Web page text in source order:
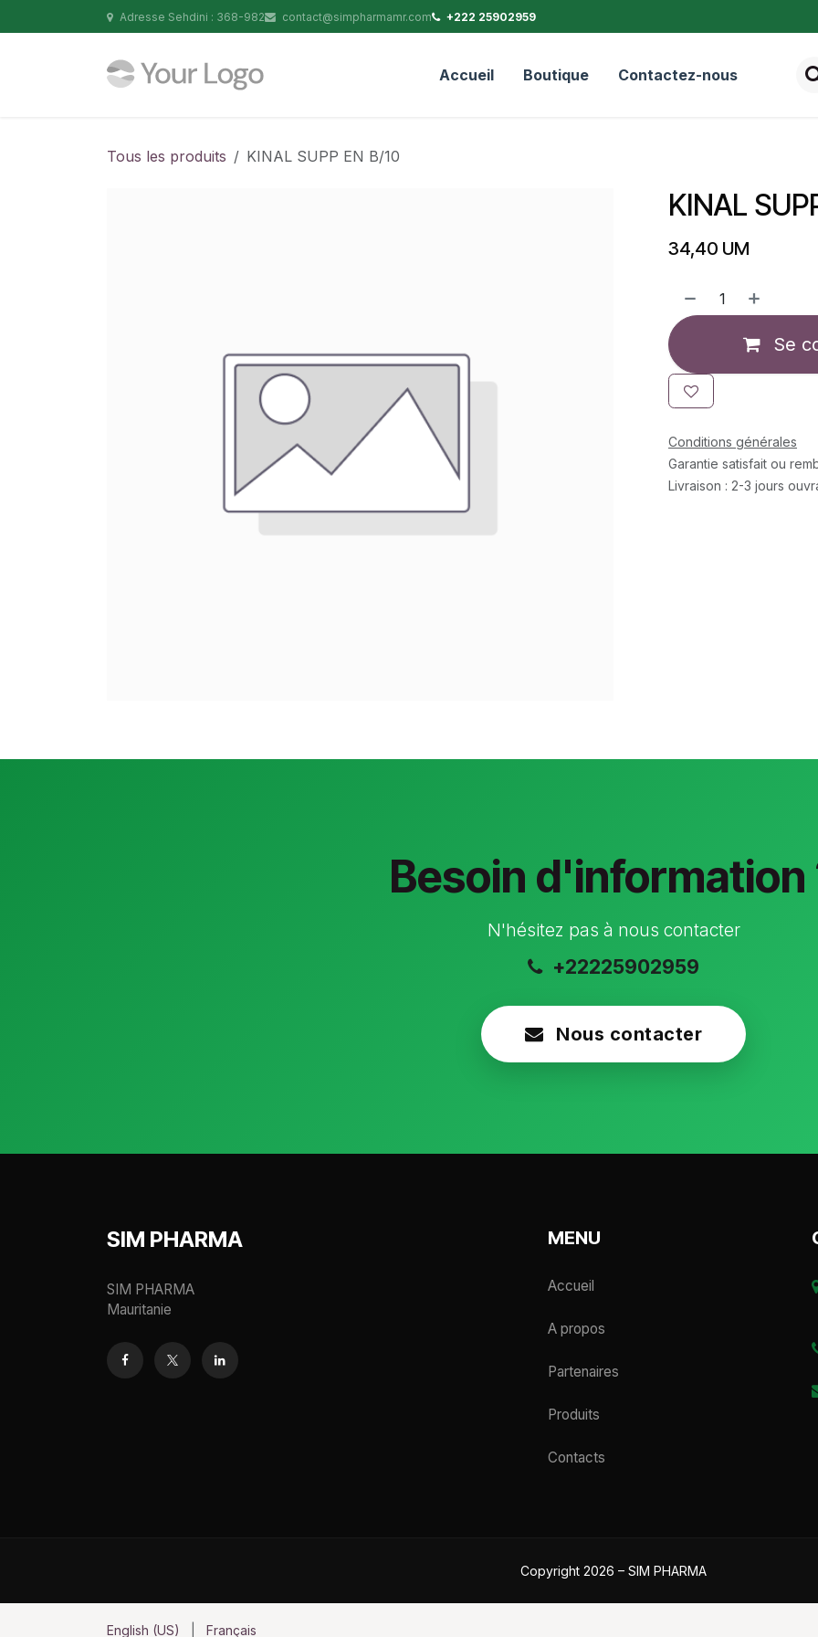
Se rendre au contenuAdresse Sehdini : 368-982 contact@simpharmamr.com +222 25902959
Accueil Boutique Contactez-nous
Tous les produits KINAL SUPP EN B/10
KINAL
34,40 UM
Se
Conditions générales
Garantie satisfait ou
Livraison : 2-3 jours
Besoin d'information
N'hésitez pas à nous contacter
+22225902959
Nous contacter
SIM PHARMA
SIM PHARMA
Mauritanie
MENU
Accueil
A propos
Partenaires
Produits
Contacts
Copyright 2026 – SIM PHARMA
English (US) Français